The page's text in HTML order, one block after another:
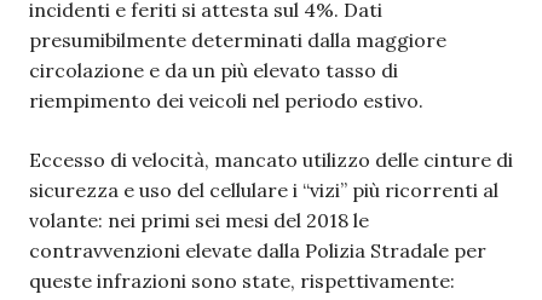
incidenti e feriti si attesta sul 4%. Dati
presumibilmente determinati dalla maggiore
circolazione e da un più elevato tasso di
riempimento dei veicoli nel periodo estivo.
Eccesso di velocità, mancato utilizzo delle cinture di
sicurezza e uso del cellulare i “vizi” più ricorrenti al
volante: nei primi sei mesi del 2018 le
contravvenzioni elevate dalla Polizia Stradale per
queste infrazioni sono state, rispettivamente: